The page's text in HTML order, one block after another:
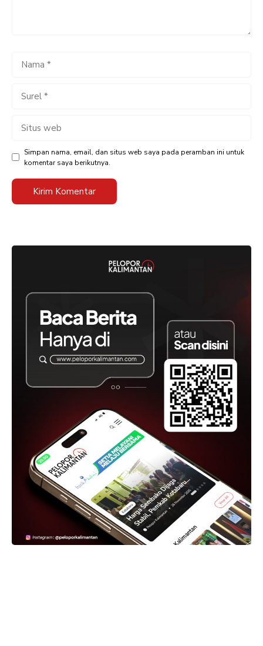
Simpan nama, email, dan situs web saya pada peramban ini untuk
komentar saya berikutnya.